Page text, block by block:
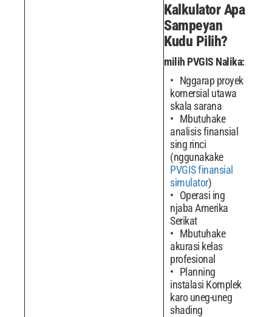
Kalkulator Apa
Sampeyan
Kudu Pilih?
milih PVGIS Nalika:
Nggarap proyek
komersial utawa
skala sarana
Mbutuhake
analisis finansial
sing rinci
(nggunakake
PVGIS finansial
simulator)
Operasi ing
njaba Amerika
Serikat
Mbutuhake
akurasi kelas
profesional
Planning
instalasi Komplek
karo uneg-uneg
shading